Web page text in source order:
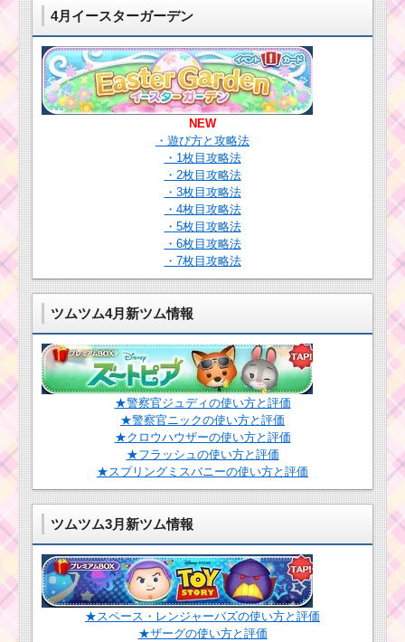
大きなツムを合計100
個消すのにおすすめの
ツム
トイ・ストーリーの
ツムで500個のツムを1
プレイで消した方法
4月イースターガーデン
NEW
・遊び方と攻略法
・1枚目攻略法
・2枚目攻略法
・3枚目攻略法
・4枚目攻略法
・5枚目攻略法
・6枚目攻略法
・7枚目攻略法
ツムツム4月新ツム情報
★警察官ジュディの使い方と評価
★警察官ニックの使い方と評価
★クロウハウザーの使い方と評価
★フラッシュの使い方と評価
★スプリングミスバニーの使い方と評価
ツムツム3月新ツム情報
★スペース・レンジャーバズの使い方と評価
★ザーグの使い方と評価